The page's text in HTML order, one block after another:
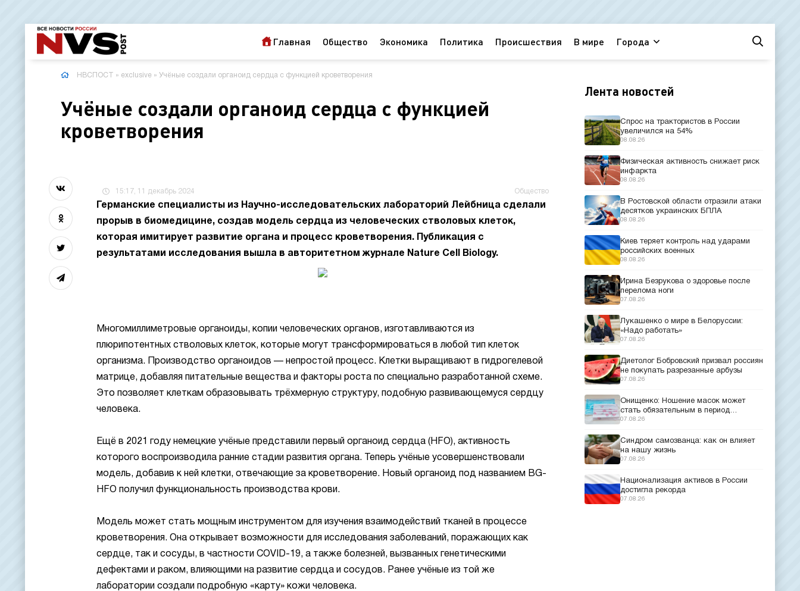
Главная Общество Экономика Политика Происшествия В мире Города
НВСПОСТ » exclusive » Учёные создали органоид сердца с функцией кроветворения
Учёные создали органоид сердца с функцией
кроветворения
15:17, 11 декабрь 2024 Общество
Германские специалисты из Научно-исследовательских лабораторий Лейбница сделали
прорыв в биомедицине, создав модель сердца из человеческих стволовых клеток,
которая имитирует развитие органа и процесс кроветворения. Публикация с
результатами исследования вышла в авторитетном журнале Nature Cell Biology.
Многомиллиметровые органоиды, копии человеческих органов, изготавливаются из
плюрипотентных стволовых клеток, которые могут трансформироваться в любой тип клеток
организма. Производство органоидов — непростой процесс. Клетки выращивают в гидрогелевой
матрице, добавляя питательные вещества и факторы роста по специально разработанной схеме.
Это позволяет клеткам образовывать трёхмерную структуру, подобную развивающемуся сердцу
человека.
Ещё в 2021 году немецкие учёные представили первый органоид сердца (HFO), активность
которого воспроизводила ранние стадии развития органа. Теперь учёные усовершенствовали
модель, добавив к ней клетки, отвечающие за кроветворение. Новый органоид под названием BG-
HFO получил функциональность производства крови.
Модель может стать мощным инструментом для изучения взаимодействий тканей в процессе
кроветворения. Она открывает возможности для исследования заболеваний, поражающих как
сердце, так и сосуды, в частности COVID-19, а также болезней, вызванных генетическими
дефектами и раком, влияющими на развитие сердца и сосудов. Ранее учёные из той же
лаборатории создали подробную «карту» кожи человека.
Лента новостей
Спрос на трактористов в России
увеличился на 54%
08.08.26
Физическая активность снижает риск
инфаркта
08.08.26
В Ростовской области отразили атаки
десятков украинских БПЛА
08.08.26
Киев теряет контроль над ударами
российских военных
08.08.26
Ирина Безрукова о здоровье после
перелома ноги
07.08.26
Лукашенко о мире в Белоруссии:
«Надо работать»
07.08.26
Диетолог Бобровский призвал россиян
не покупать разрезанные арбузы
07.08.26
Онищенко: Ношение масок может
стать обязательным в период
эпидемий
07.08.26
Синдром самозванца: как он влияет
на нашу жизнь
07.08.26
Национализация активов в России
достигла рекорда
07.08.26